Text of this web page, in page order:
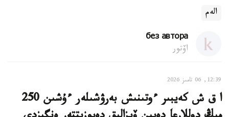
الەم
без автора
اۆتور
12:39, 06 تامىز 2026
ا ق ش كەيبىر ءوتىنىش بەرۋشىلەر ءۇشىن 250